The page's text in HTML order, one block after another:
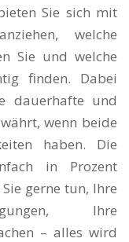
Sie sich mit
welche
Sie und welche
finden. Dabei
dauerhafte und
wenn beide
haben. Die
in Prozent
gerne tun, Ihre
Ihre
– alles wird